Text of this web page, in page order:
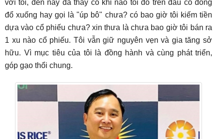
với tôi, đến nay đã thấy có khi nào tôi đổ trên đầu cổ đông
đổ xuống hay gọi là "úp bô" chưa? có bao giờ tôi kiếm tiền
dựa vào cổ phiếu chưa? xin thưa là chưa bao giờ tôi bán ra
1 xu nào cổ phiếu. Tôi vẫn giữ nguyên vẹn và gia tăng sở
hữu. Vì mục tiêu của tôi là đồng hành và cùng phát triển,
góp gạo thổi chung.